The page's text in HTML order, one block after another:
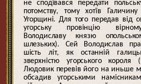
не сподївався передати
потомству, тому хотїв
Угорщині. Для того передав від
угорську провінцію
Володиславу князю
шлезьких). Сей Володислав
шість літ, як останній
зверхністю угорського короля
Людовик перевів його на иньше
обсадив угорськими